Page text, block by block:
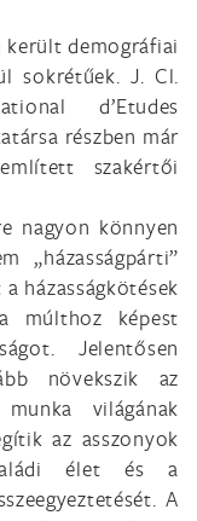
került demográfiai
sokrétűek. J. Cl.
d’Etudes
részben már
szakértői
nagyon könnyen
„házasságpárti”
házasságkötések
múlthoz képest
Jelentősen
növekszik az
világának
az asszonyok
élet és a
A